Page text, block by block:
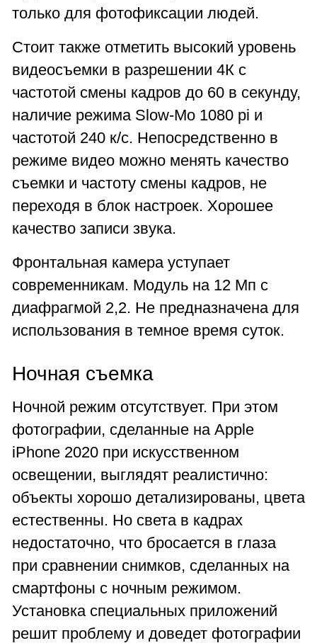
только для фотофиксации людей.
Стоит также отметить высокий уровень
видеосъемки в разрешении 4К с
частотой смены кадров до 60 в секунду,
наличие режима Slow-Mo 1080 pi и
частотой 240 к/с. Непосредственно в
режиме видео можно менять качество
съемки и частоту смены кадров, не
переходя в блок настроек. Хорошее
качество записи звука.
Фронтальная камера уступает
современникам. Модуль на 12 Мп с
диафрагмой 2,2. Не предназначена для
использования в темное время суток.
Ночная съемка
Ночной режим отсутствует. При этом
фотографии, сделанные на Apple
iPhone 2020 при искусственном
освещении, выглядят реалистично:
объекты хорошо детализированы, цвета
естественны. Но света в кадрах
недостаточно, что бросается в глаза
при сравнении снимков, сделанных на
смартфоны с ночным режимом.
Установка специальных приложений
решит проблему и доведет фотографии